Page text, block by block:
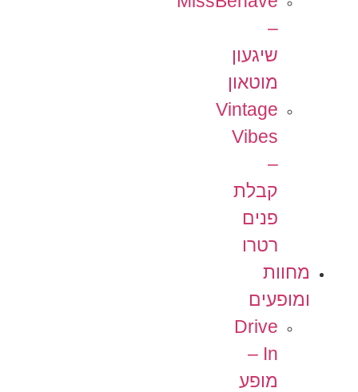
–
שיגעון
מוטאון
Vintage
Vibes
–
קבלת
פנים
רטרו
מחוות
ומופעים
Drive
In –
מופע